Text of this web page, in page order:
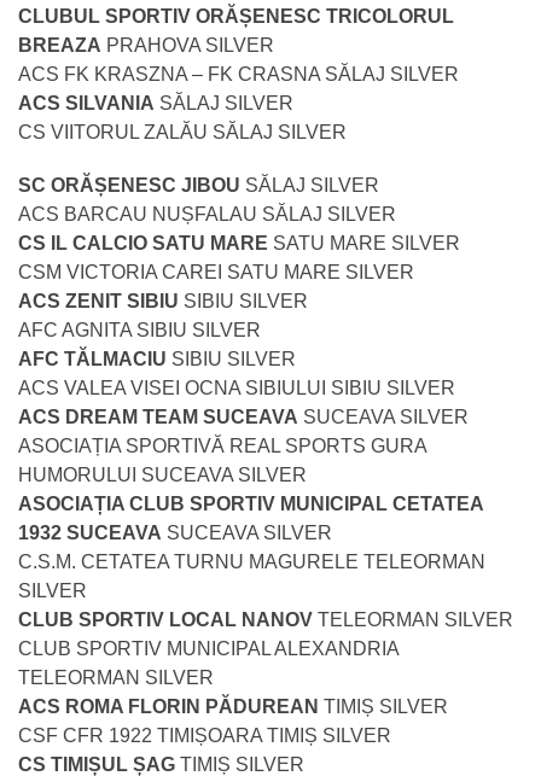
CLUBUL SPORTIV ORĂȘENESC TRICOLORUL
BREAZA PRAHOVA SILVER
ACS FK KRASZNA – FK CRASNA SĂLAJ SILVER
ACS SILVANIA SĂLAJ SILVER
CS VIITORUL ZALĂU SĂLAJ SILVER
SC ORĂȘENESC JIBOU SĂLAJ SILVER
ACS BARCAU NUȘFALAU SĂLAJ SILVER
CS IL CALCIO SATU MARE SATU MARE SILVER
CSM VICTORIA CAREI SATU MARE SILVER
ACS ZENIT SIBIU SIBIU SILVER
AFC AGNITA SIBIU SILVER
AFC TĂLMACIU SIBIU SILVER
ACS VALEA VISEI OCNA SIBIULUI SIBIU SILVER
ACS DREAM TEAM SUCEAVA SUCEAVA SILVER
ASOCIAȚIA SPORTIVĂ REAL SPORTS GURA
HUMORULUI SUCEAVA SILVER
ASOCIAȚIA CLUB SPORTIV MUNICIPAL CETATEA
1932 SUCEAVA SUCEAVA SILVER
C.S.M. CETATEA TURNU MAGURELE TELEORMAN
SILVER
CLUB SPORTIV LOCAL NANOV TELEORMAN SILVER
CLUB SPORTIV MUNICIPAL ALEXANDRIA
TELEORMAN SILVER
ACS ROMA FLORIN PĂDUREAN TIMIȘ SILVER
CSF CFR 1922 TIMIȘOARA TIMIȘ SILVER
CS TIMIȘUL ȘAG TIMIȘ SILVER